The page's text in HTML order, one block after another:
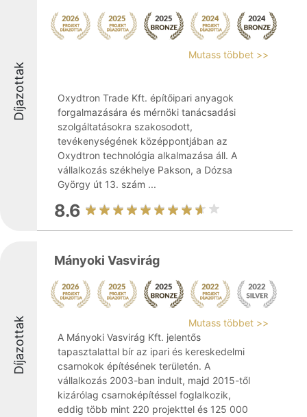
Díjazottak
Mutass többet >>
Oxydtron Trade Kft. építőipari anyagok
forgalmazására és mérnöki tanácsadási
szolgáltatásokra szakosodott,
tevékenységének középpontjában az
Oxydtron technológia alkalmazása áll. A
vállalkozás székhelye Pakson, a Dózsa
György út 13. szám ...
8.6
Díjazottak
Mányoki Vasvirág
Mutass többet >>
A Mányoki Vasvirág Kft. jelentős
tapasztalattal bír az ipari és kereskedelmi
csarnokok építésének területén. A
vállalkozás 2003-ban indult, majd 2015-től
kizárólag csarnoképítéssel foglalkozik,
eddig több mint 220 projekttel és 125 000